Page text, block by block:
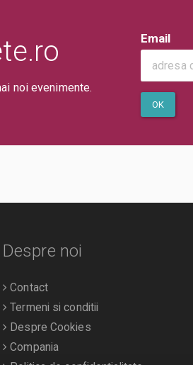
noi evenimente.
Email
OK
Despre noi
Contact
Termeni si conditii
Despre Cookies
Compania